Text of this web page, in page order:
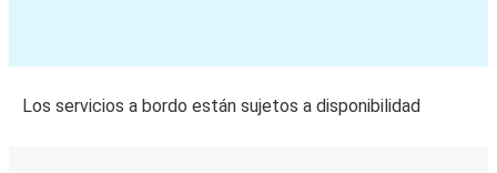
Los servicios a bordo están sujetos a disponibilidad